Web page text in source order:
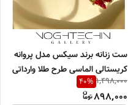
ست زنانه برند سیکس مدل پروانه
کریستالی الماسی طرح طلا وارداتی
1,498,000
40%
898,000